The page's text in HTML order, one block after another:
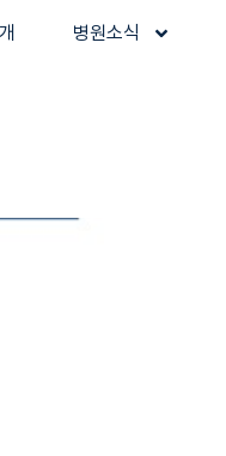
병원소식